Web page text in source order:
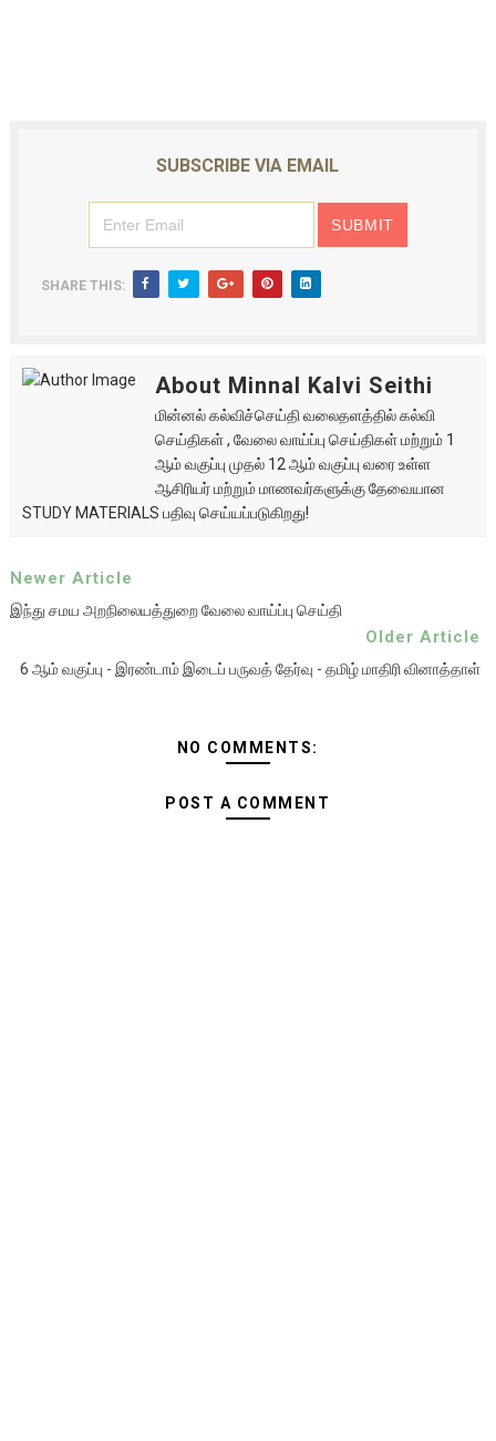
SUBSCRIBE VIA EMAIL
SHARE THIS:
About Minnal Kalvi Seithi
மின்னல் கல்விச்செய்தி வலைதளத்தில் கல்வி
செய்திகள் , வேலை வாய்ப்பு செய்திகள் மற்றும் 1
ஆம் வகுப்பு முதல் 12 ஆம் வகுப்பு வரை உள்ள
ஆசிரியர் மற்றும் மாணவர்களுக்கு தேவையான
STUDY MATERIALS பதிவு செய்யப்படுகிறது!
Newer Article
இந்து சமய அறநிலையத்துறை வேலை வாய்ப்பு செய்தி
Older Article
6 ஆம் வகுப்பு - இரண்டாம் இடைப் பருவத் தேர்வு - தமிழ் மாதிரி வினாத்தாள்
NO COMMENTS:
POST A COMMENT